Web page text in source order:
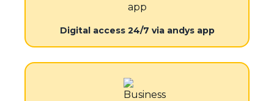
Digital access 24/7 via andys app